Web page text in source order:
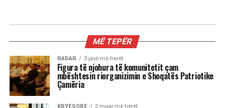
Mustafa Nano: Pushteti i Ramës
është i frikshëm, unë do isha
çmendur po të kisha pushtetin e tij